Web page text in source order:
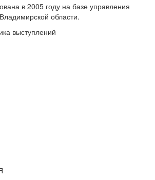
в 2005 году на базе управления
области.
выступлений